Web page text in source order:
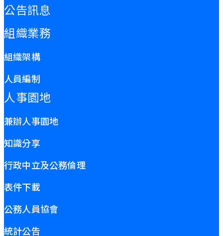
公告訊息
組織業務
組織架構
人員編制
人事園地
兼辦人事園地
知識分享
行政中立及公務倫理
表件下載
公務人員協會
統計公告